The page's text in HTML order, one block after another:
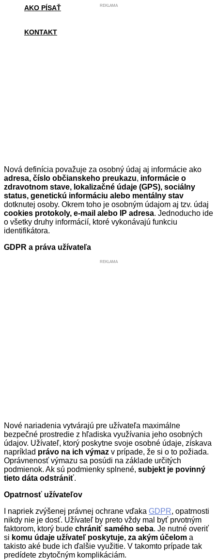
AKO PÍSAŤ
KONTAKT
REKLAMA
Nová definícia považuje za osobný údaj aj informácie ako
adresa, číslo občianskeho preukazu, informácie o
zdravotnom stave, lokalizačné údaje (GPS), sociálny
status, genetickú informáciu alebo mentálny stav
dotknutej osoby. Okrem toho je osobným údajom aj tzv. údaj
cookies protokoly, e-mail alebo IP adresa. Jednoducho ide
o všetky druhy informácií, ktoré vykonávajú funkciu
identifikátora.
GDPR a práva užívateľa
REKLAMA
Nové nariadenia vytvárajú pre užívateľa maximálne
bezpečné prostredie z hľadiska využívania jeho osobných
údajov. Užívateľ, ktorý poskytne svoje osobné údaje, získava
napríklad právo na ich výmaz v prípade, že si o to požiada.
Oprávnenosť výmazu sa posúdi na základe určitých
podmienok. Ak sú podmienky splnené, subjekt je povinný
tieto dáta odstrániť.
Opatrnosť užívateľov
I napriek zvýšenej právnej ochrane vďaka GDPR, opatrnosti
nikdy nie je dosť. Užívateľ by preto vždy mal byť prvotným
faktorom, ktorý bude chrániť samého seba. Je nutné overiť
si komu údaje užívateľ poskytuje, za akým účelom a
takisto aké bude ich ďalšie využitie. V takomto prípade tak
predídete zbytočným komplikáciám.